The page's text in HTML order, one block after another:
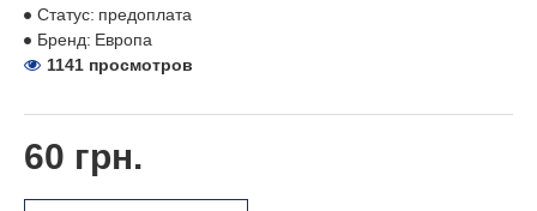
60 грн.
Статус: предоплата
Бренд: Европа
1141 просмотров